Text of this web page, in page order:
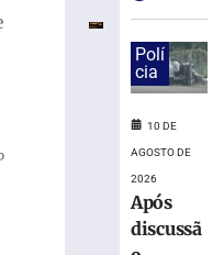
debate
regional
sobre
desafios
tributação
municipal
agosto
Polí
cia
10 DE
AGOSTO DE
2026
Após
discussã